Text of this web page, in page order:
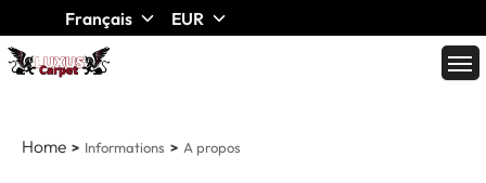
Français EUR
Home Informations A propos